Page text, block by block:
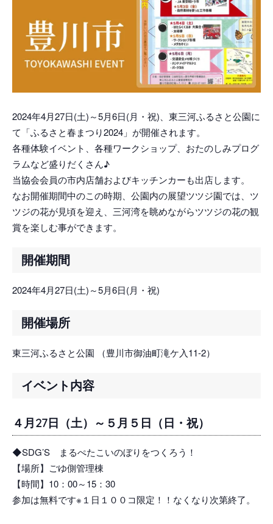
2024年4月27日(土)～5月6日(月・祝)、東三河ふるさと公園に
て「ふるさと春まつり2024」が開催されます。
各種体験イベント、各種ワークショップ、おたのしみプログ
ラムなど盛りだくさん♪
当協会会員の市内店舗およびキッチンカーも出店します。
なお開催期間中のこの時期、公園内の展望ツツジ園では、ツ
ツジの花が見頃を迎え、三河湾を眺めながらツツジの花の観
賞を楽しむ事ができます。
開催期間
2024年4月27日(土)～5月6日(月・祝)
開催場所
東三河ふるさと公園 （豊川市御油町滝ケ入11-2）
イベント内容
４月27日（土）～５月５日（日・祝）
◆SDG’S まるぺたこいのぼりをつくろう！
【場所】ごゆ側管理棟
【時間】10：00～15：30
参加は無料です※１日１００コ限定！！なくなり次第終了。